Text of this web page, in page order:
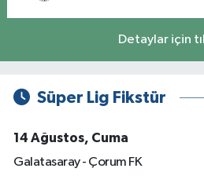
Detaylar için
Süper Lig Fikstür
14 Ağustos, Cuma
Galatasaray - Çorum FK